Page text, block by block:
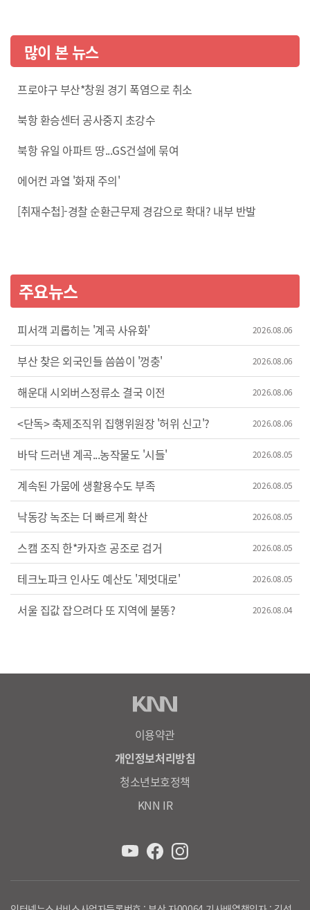
많이 본 뉴스
프로야구 부산*창원 경기 폭염으로 취소
북항 환승센터 공사중지 초강수
북항 유일 아파트 땅...GS건설에 묶여
에어컨 과열 '화재 주의'
[취재수첩]-경찰 순환근무제 경감으로 확대? 내부 반발
주요뉴스
피서객 괴롭히는 '계곡 사유화' 2026.08.06
부산 찾은 외국인들 씀씀이 '껑충' 2026.08.06
해운대 시외버스정류소 결국 이전 2026.08.06
<단독> 축제조직위 집행위원장 '허위 신고'? 2026.08.06
바닥 드러낸 계곡...농작물도 '시들' 2026.08.05
계속된 가뭄에 생활용수도 부족 2026.08.05
낙동강 녹조는 더 빠르게 확산 2026.08.05
스캠 조직 한*카자흐 공조로 검거 2026.08.05
테크노파크 인사도 예산도 '제멋대로' 2026.08.05
서울 집값 잡으려다 또 지역에 불똥? 2026.08.04
이용약관
개인정보처리방침
청소년보호정책
KNN IR